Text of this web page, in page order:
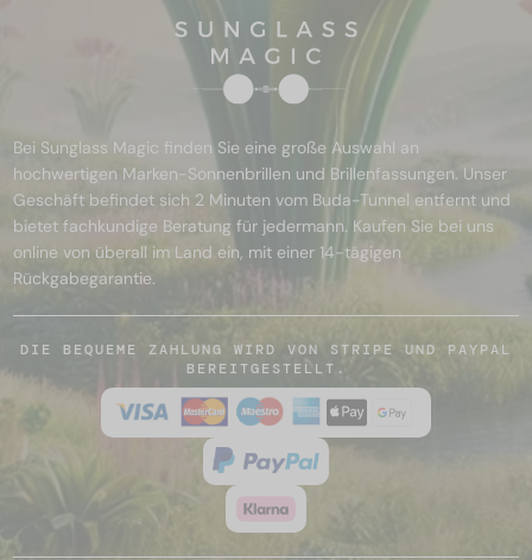
Bei Sunglass Magic finden Sie eine große Auswahl an
hochwertigen Marken-Sonnenbrillen und Brillenfassungen. Unser
Geschäft befindet sich 2 Minuten vom Buda-Tunnel entfernt und
bietet fachkundige Beratung für jedermann. Kaufen Sie bei uns
online von überall im Land ein, mit einer 14-tägigen
Rückgabegarantie.
DIE BEQUEME ZAHLUNG WIRD VON STRIPE UND PAYPAL
BEREITGESTELLT.